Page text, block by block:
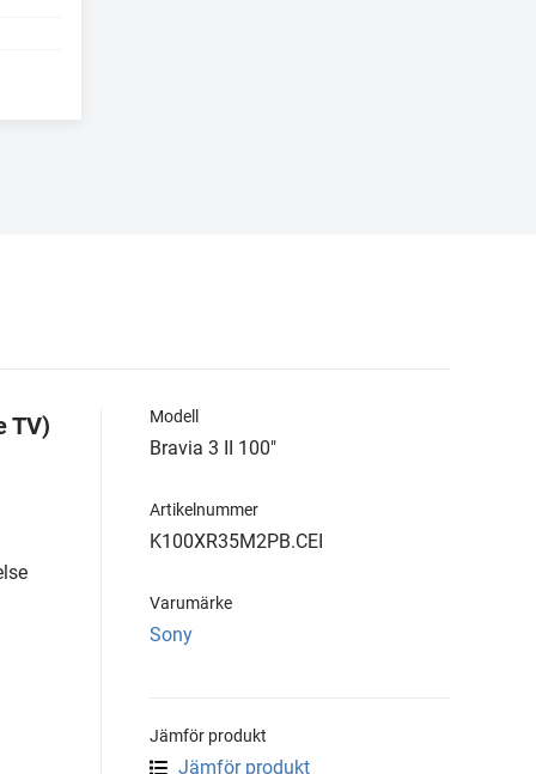
TV) Modell
Bravia 3 II 100"
Artikelnummer
K100XR35M2PB.CEI
Varumärke
Sony
Jämför produkt
Jämför produkt